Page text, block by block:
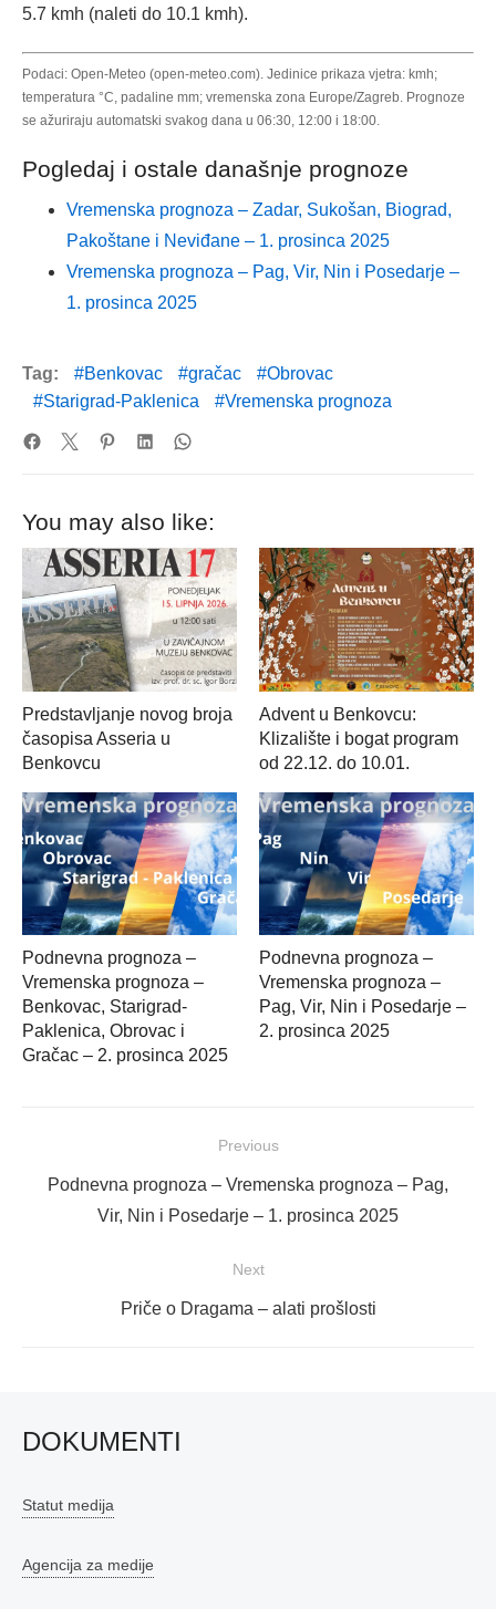
5.7 kmh (naleti do 10.1 kmh).
Podaci: Open-Meteo (open-meteo.com). Jedinice prikaza vjetra: kmh;
temperatura °C, padaline mm; vremenska zona Europe/Zagreb. Prognoze
se ažuriraju automatski svakog dana u 06:30, 12:00 i 18:00.
Pogledaj i ostale današnje prognoze
Vremenska prognoza – Zadar, Sukošan, Biograd,
Pakoštane i Neviđane – 1. prosinca 2025
Vremenska prognoza – Pag, Vir, Nin i Posedarje –
1. prosinca 2025
Tag: Benkovac gračac
Obrovac
Starigrad-Paklenica
Vremenska prognoza
You may also like:
Predstavljanje novog broja
časopisa Asseria u
Benkovcu
Advent u Benkovcu:
Klizalište i bogat program
od 22.12. do 10.01.
Podnevna prognoza –
Vremenska prognoza –
Benkovac, Starigrad-
Paklenica, Obrovac i
Gračac – 2. prosinca 2025
Podnevna prognoza –
Vremenska prognoza –
Pag, Vir, Nin i Posedarje –
2. prosinca 2025
objava
Previous
Previous
Podnevna prognoza – Vremenska prognoza – Pag,
Vir, Nin i Posedarje – 1. prosinca 2025
Next
Next
Priče o Dragama – alati prošlosti
DOKUMENTI
Statut medija
Agencija za medije